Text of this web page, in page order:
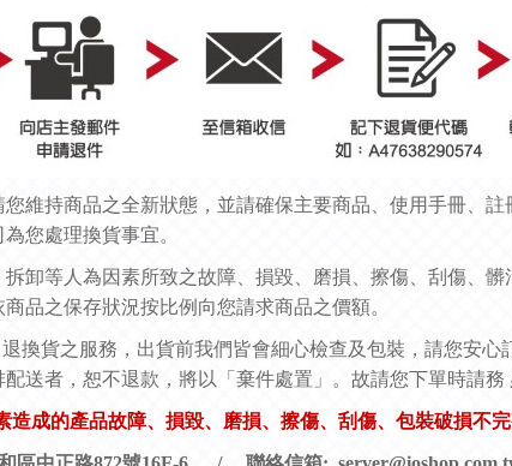
維持商品之全新狀態，並請確保主要商品、使用手冊、
您處理換貨事宜。
卸等人為因素所致之故障、損毀、磨損、擦傷、刮傷、
品之保存狀況按比例向您請求商品之價額。
退換貨之服務，出貨前我們皆會細心檢查及包裝，請您安
配送者，恕不退款，將以「棄件處置」。故請您下單時請務
造成的產品故障、損毀、磨損、擦傷、刮傷、包裝破損不完